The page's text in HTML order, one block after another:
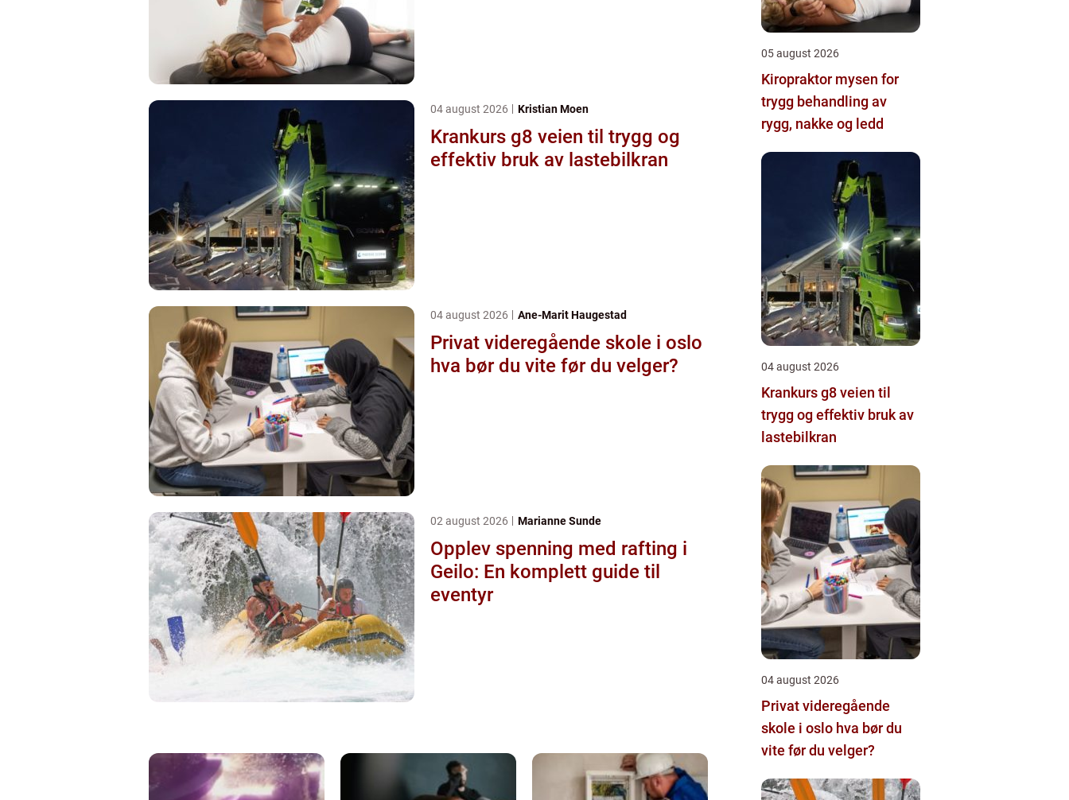
04 august 2026 Kristian Moen
Krankurs g8 veien til trygg og
effektiv bruk av lastebilkran
04 august 2026 Ane-Marit Haugestad
Privat videregående skole i oslo
hva bør du vite før du velger?
02 august 2026 Marianne Sunde
Opplev spenning med rafting i
Geilo: En komplett guide til
eventyr
05 august 2026
Kiropraktor mysen for
trygg behandling av
rygg, nakke og ledd
04 august 2026
Krankurs g8 veien til
trygg og effektiv bruk av
lastebilkran
04 august 2026
Privat videregående
skole i oslo hva bør du
vite før du velger?